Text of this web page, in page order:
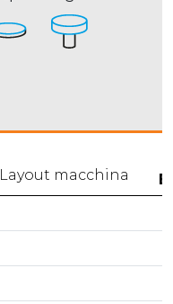
Layout macchina